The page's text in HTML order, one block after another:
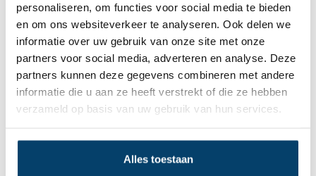
personaliseren, om functies voor social media te bieden
en om ons websiteverkeer te analyseren. Ook delen we
informatie over uw gebruik van onze site met onze
partners voor social media, adverteren en analyse. Deze
partners kunnen deze gegevens combineren met andere
informatie die u aan ze heeft verstrekt of die ze hebben
verzameld op basis van uw gebruik van hun services.
Alles toestaan
Contact
Adres:Dalwagenseweg 91 4043MV Opheusden
E-mail: info@staalkabelstunter.com
Telefoonnummer: +31488410119
KVK nummer:
78463092
BTW nummer: